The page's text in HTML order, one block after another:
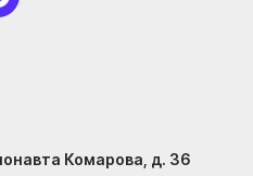
Комарова, д. 36